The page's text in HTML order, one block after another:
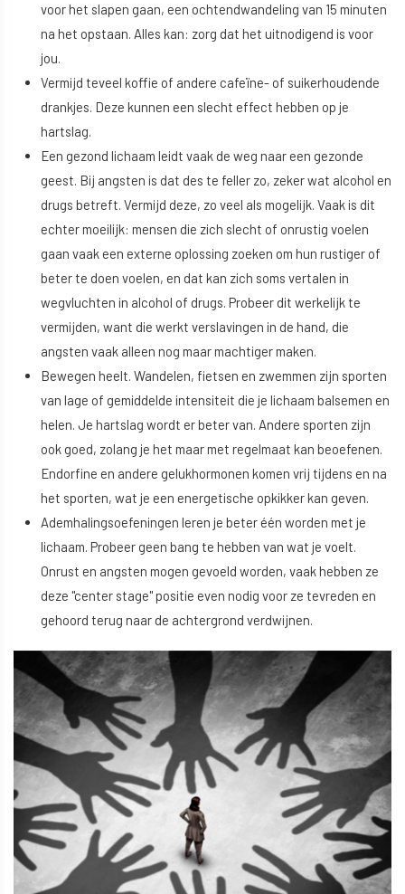
voor het slapen gaan, een ochtendwandeling van 15 minuten
na het opstaan. Alles kan: zorg dat het uitnodigend is voor
jou.
Vermijd teveel koffie of andere cafeïne- of suikerhoudende
drankjes. Deze kunnen een slecht effect hebben op je
hartslag.
Een gezond lichaam leidt vaak de weg naar een gezonde
geest. Bij angsten is dat des te feller zo, zeker wat alcohol en
drugs betreft. Vermijd deze, zo veel als mogelijk. Vaak is dit
echter moeilijk: mensen die zich slecht of onrustig voelen
gaan vaak een externe oplossing zoeken om hun rustiger of
beter te doen voelen, en dat kan zich soms vertalen in
wegvluchten in alcohol of drugs. Probeer dit werkelijk te
vermijden, want die werkt verslavingen in de hand, die
angsten vaak alleen nog maar machtiger maken.
Bewegen heelt. Wandelen, fietsen en zwemmen zijn sporten
van lage of gemiddelde intensiteit die je lichaam balsemen en
helen. Je hartslag wordt er beter van. Andere sporten zijn
ook goed, zolang je het maar met regelmaat kan beoefenen.
Endorfine en andere gelukhormonen komen vrij tijdens en na
het sporten, wat je een energetische opkikker kan geven.
Ademhalingsoefeningen leren je beter één worden met je
lichaam. Probeer geen bang te hebben van wat je voelt.
Onrust en angsten mogen gevoeld worden, vaak hebben ze
deze "center stage" positie even nodig voor ze tevreden en
gehoord terug naar de achtergrond verdwijnen.